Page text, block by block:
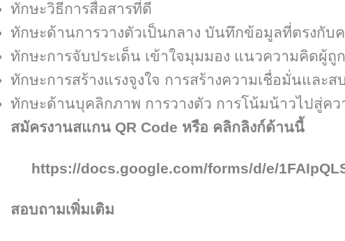
ทักษะวิธีการสื่อสารที่ดี
ทักษะด้านการวางตัวเป็นกลาง บันทึกข้อมูลที่ตรงกับ
ทักษะการจับประเด็น เข้าใจมุมมอง แนวความคิดผู้
ทักษะการสร้างแรงจูงใจ การสร้างความเชื่อมั่นและ
ทักษะด้านบุคลิกภาพ การวางตัว การโน้มน้าวไปสู่ค
สมัครงานสแกน QR Code หรือ คลิกลิงก์ด้านนี้
https://docs.google.com/forms/d/e/1
สอบถามเพิ่มเติม